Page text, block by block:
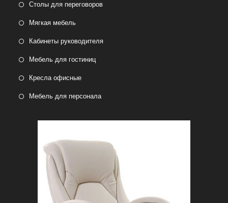
Столы для переговоров
Мягкая мебель
Кабинеты руководителя
Мебель для гостиниц
Кресла офисные
Мебель для персонала